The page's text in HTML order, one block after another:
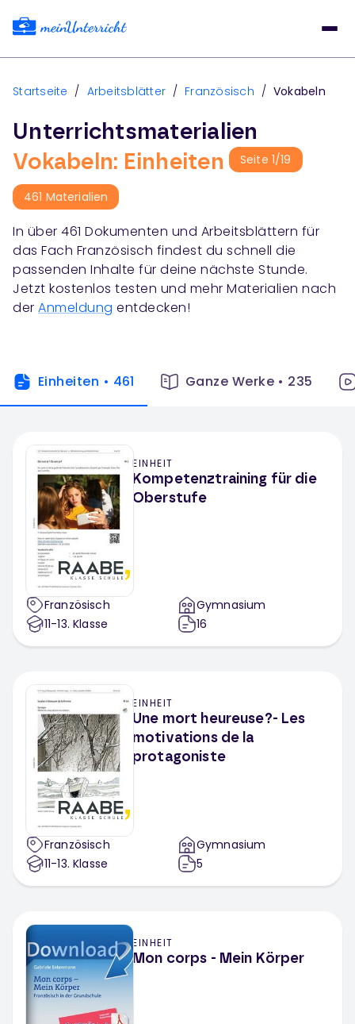
Startseite / Arbeitsblätter / Französisch / Vokabeln
Unterrichtsmaterialien
Vokabeln: Einheiten
Seite 1/19
461 Materialien
In über 461 Dokumenten und Arbeitsblättern für
das Fach Französisch findest du schnell die
passenden Inhalte für deine nächste Stunde.
Jetzt kostenlos testen und mehr Materialien nach
der Anmeldung entdecken!
Einheiten • 461 Ganze Werke• 235
EINHEIT
Kompetenztraining für die
Oberstufe
Französisch
11-13. Klasse
Gymnasium
16
EINHEIT
Une mort heureuse?- Les
motivations de la
protagoniste
Französisch
11-13. Klasse
Gymnasium
5
EINHEIT
Mon corps - Mein Körper